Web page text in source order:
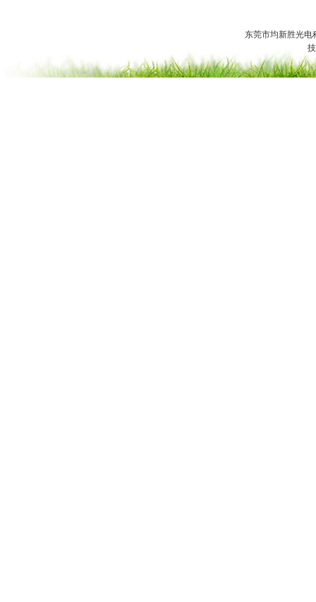
东莞市均新胜光电